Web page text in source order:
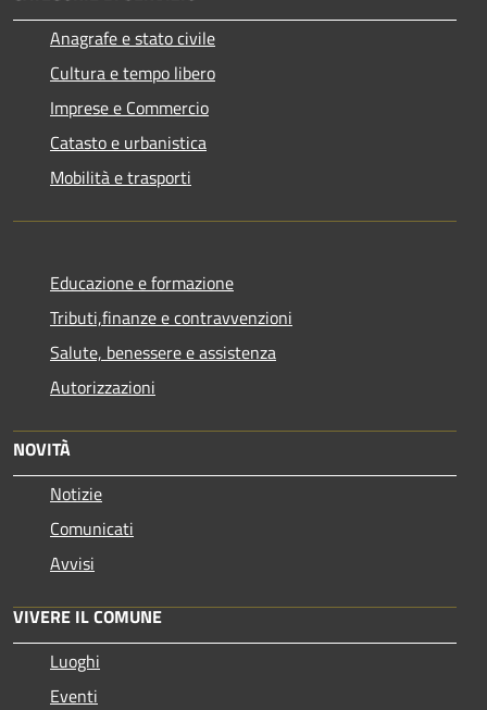
Anagrafe e stato civile
Cultura e tempo libero
Imprese e Commercio
Catasto e urbanistica
Mobilità e trasporti
Educazione e formazione
Tributi,finanze e contravvenzioni
Salute, benessere e assistenza
Autorizzazioni
NOVITÀ
Notizie
Comunicati
Avvisi
VIVERE IL COMUNE
Luoghi
Eventi